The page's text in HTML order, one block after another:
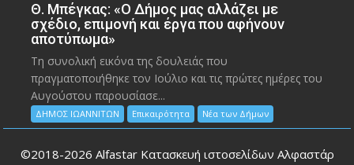
Θ. Μπέγκας: «Ο Δήμος μας αλλάζει με
σχέδιο, επιμονή και έργα που αφήνουν
αποτύπωμα»
Τη συνολική εικόνα της δουλειάς που
πραγματοποιήθηκε τον Ιούλιο και τις πρώτες ημέρες του
Αυγούστου παρουσίασε...
ΔΗΜΟΣ ΙΩΑΝΝΙΤΩΝ Επικαιρότητα Νέα των Δήμων
©2018-2026 Alfastar Κατασκευή ιστοσελίδων Αλφαστάρ